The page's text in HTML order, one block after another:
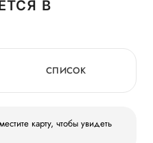
В
СПИСОК
карту, чтобы увидеть